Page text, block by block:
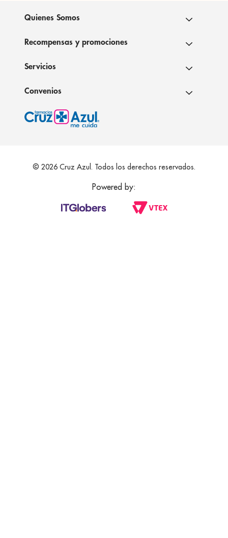
Quienes Somos
Recompensas y promociones
Servicios
Convenios
© 2026 Cruz Azul. Todos los derechos reservados.
Powered by: